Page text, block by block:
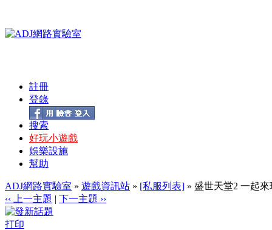
註冊
登錄
搜索
好玩小遊戲
娛樂設施
幫助
ADJ網路實驗室 » 遊戲資訊站 » [私服列表] » 盛世天堂2 一起來
‹‹ 上一主題 | 下一主題 ››
打印